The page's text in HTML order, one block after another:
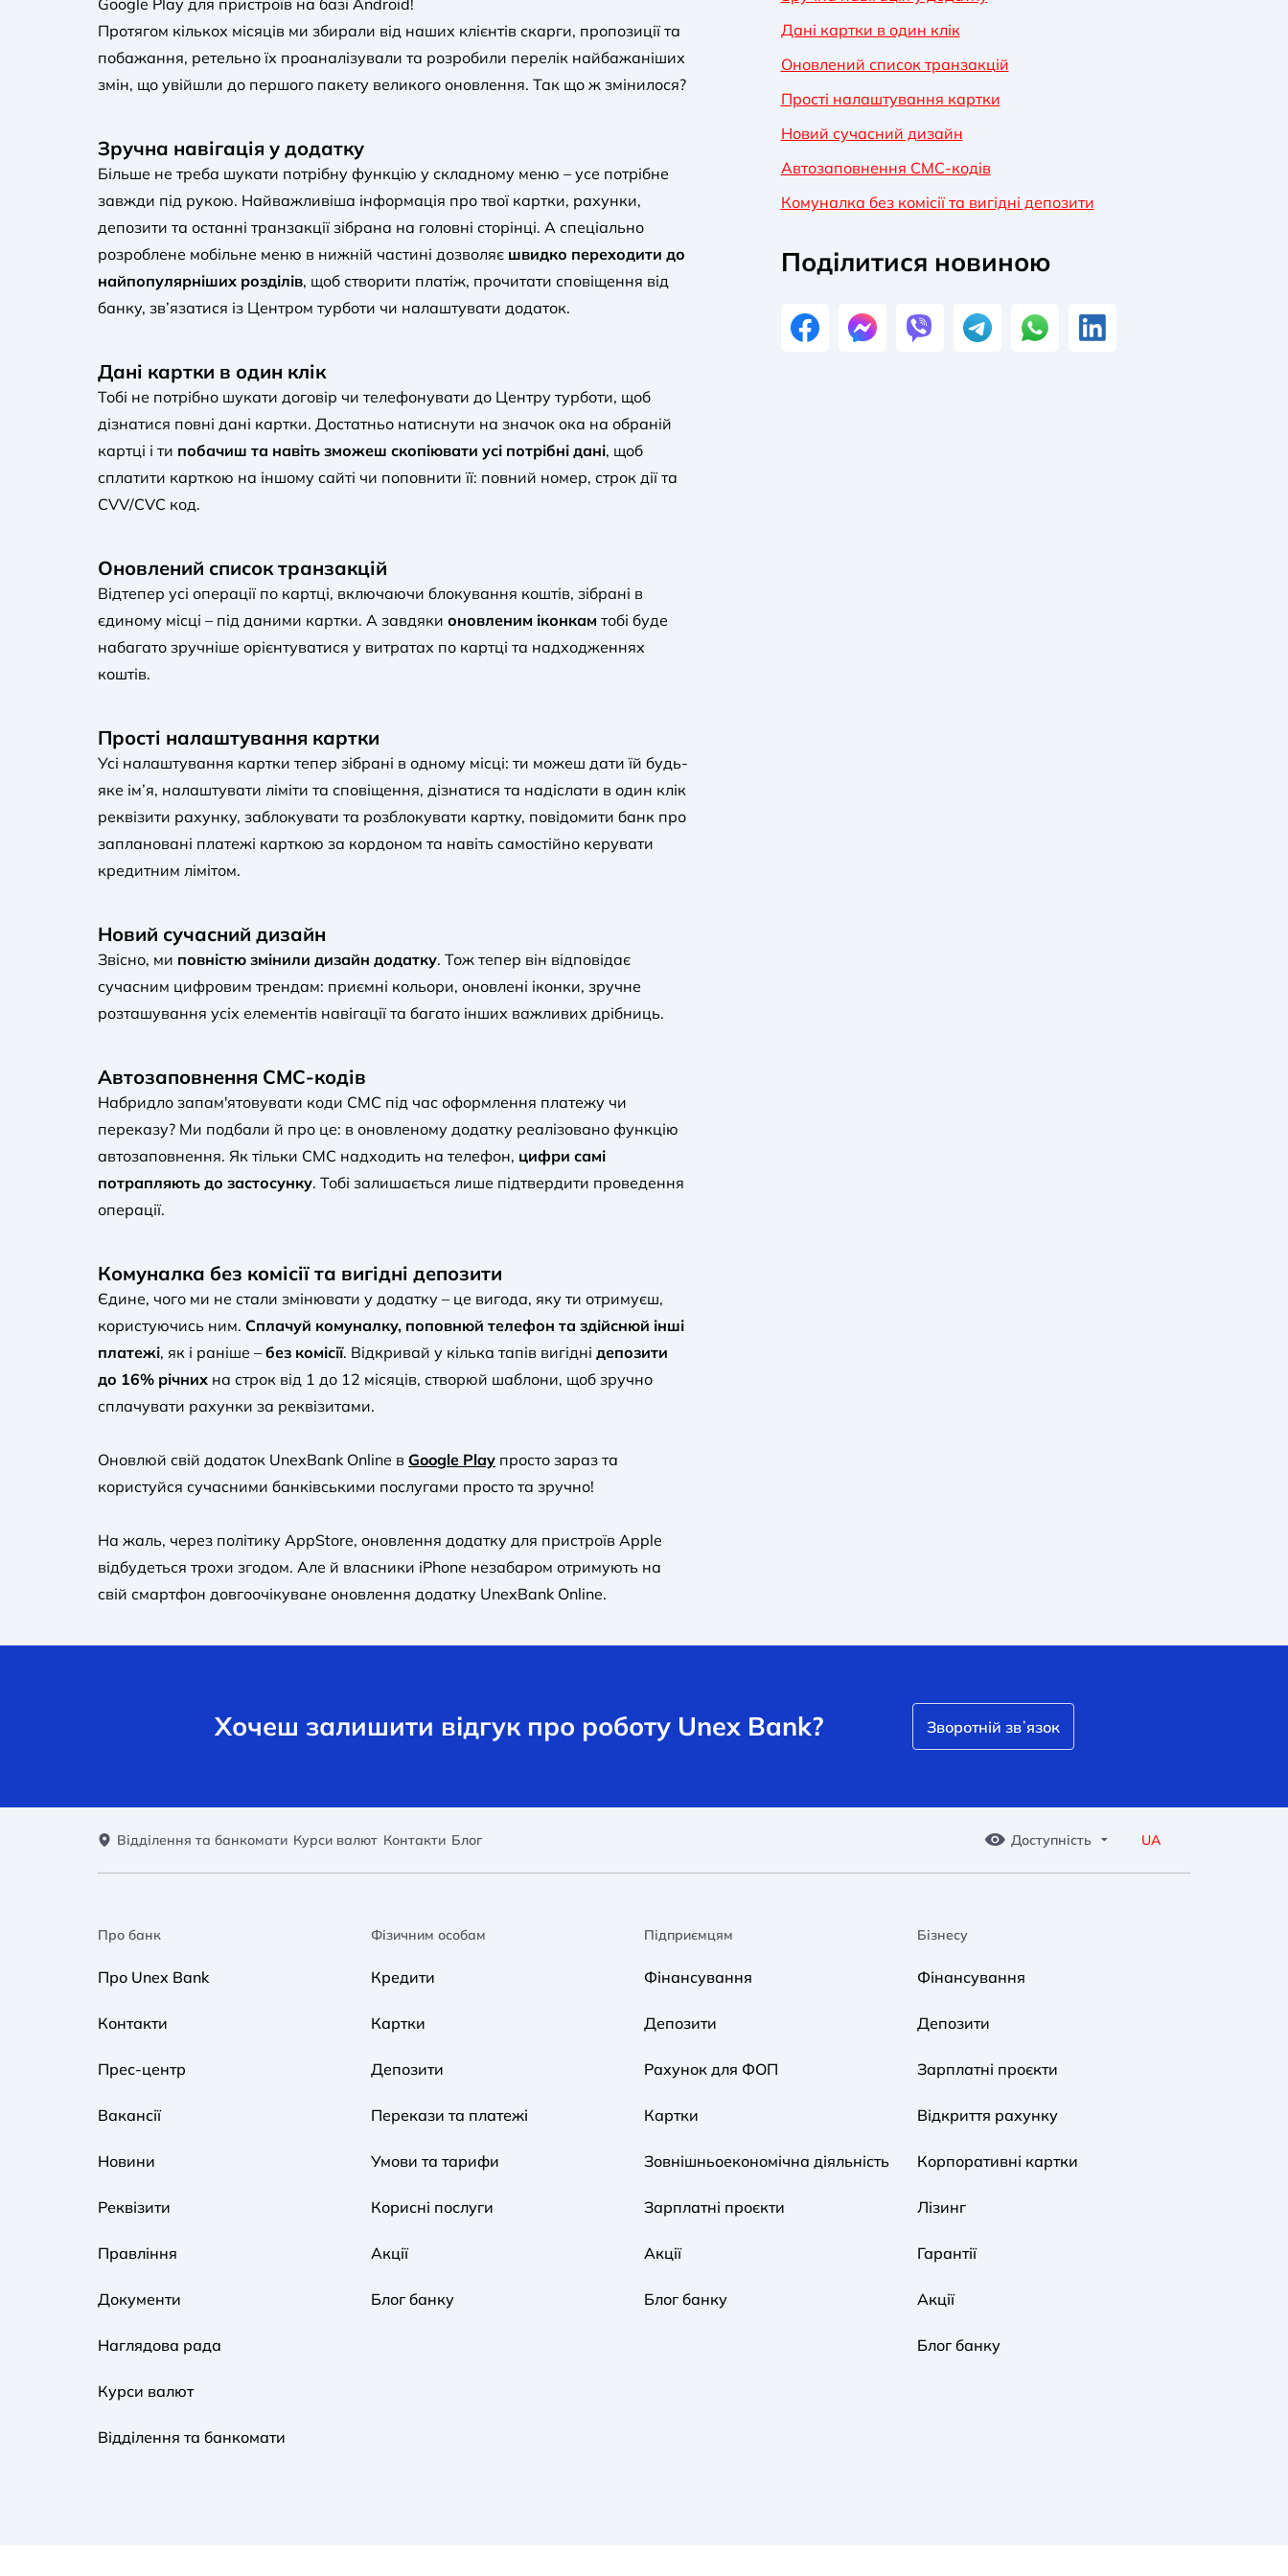
Google Play для пристроїв на базі Android!
Протягом кількох місяців ми збирали від наших клієнтів скарги, пропозиції та
побажання, ретельно їх проаналізували та розробили перелік найбажаніших
змін, що увійшли до першого пакету великого оновлення. Так що ж змінилося?
Зручна навігація у додатку
Більше не треба шукати потрібну функцію у складному меню – усе потрібне
завжди під рукою. Найважливіша інформація про твої картки, рахунки,
депозити та останні транзакції зібрана на головні сторінці. А спеціально
розроблене мобільне меню в нижній частині дозволяє швидко переходити до
найпопулярніших розділів, щоб створити платіж, прочитати сповіщення від
банку, зв’язатися із Центром турботи чи налаштувати додаток.
Дані картки в один клік
Тобі не потрібно шукати договір чи телефонувати до Центру турботи, щоб
дізнатися повні дані картки. Достатньо натиснути на значок ока на обраній
картці і ти побачиш та навіть зможеш скопіювати усі потрібні дані, щоб
сплатити карткою на іншому сайті чи поповнити її: повний номер, строк дії та
CVV/CVC код.
Оновлений список транзакцій
Відтепер усі операції по картці, включаючи блокування коштів, зібрані в
єдиному місці – під даними картки. А завдяки оновленим іконкам тобі буде
набагато зручніше орієнтуватися у витратах по картці та надходженнях
коштів.
Прості налаштування картки
Усі налаштування картки тепер зібрані в одному місці: ти можеш дати їй будь-
яке ім’я, налаштувати ліміти та сповіщення, дізнатися та надіслати в один клік
реквізити рахунку, заблокувати та розблокувати картку, повідомити банк про
заплановані платежі карткою за кордоном та навіть самостійно керувати
кредитним лімітом.
Новий сучасний дизайн
Звісно, ми повністю змінили дизайн додатку. Тож тепер він відповідає
сучасним цифровим трендам: приємні кольори, оновлені іконки, зручне
розташування усіх елементів навігації та багато інших важливих дрібниць.
Автозаповнення СМС-кодів
Набридло запам'ятовувати коди СМС під час оформлення платежу чи
переказу? Ми подбали й про це: в оновленому додатку реалізовано функцію
автозаповнення. Як тільки СМС надходить на телефон, цифри самі
потрапляють до застосунку. Тобі залишається лише підтвердити проведення
операції.
Комуналка без комісії та вигідні депозити
Єдине, чого ми не стали змінювати у додатку – це вигода, яку ти отримуєш,
користуючись ним. Сплачуй комуналку, поповнюй телефон та здійснюй інші
платежі, як і раніше – без комісії. Відкривай у кілька тапів вигідні депозити
до 16% річних на строк від 1 до 12 місяців, створюй шаблони, щоб зручно
сплачувати рахунки за реквізитами.
Оновлюй свій додаток UnexBank Online в Google Play просто зараз та
користуйся сучасними банківськими послугами просто та зручно!
На жаль, через політику AppStore, оновлення додатку для пристроїв Apple
відбудеться трохи згодом. Але й власники iPhone незабаром отримують на
свій смартфон довгоочікуване оновлення додатку UnexBank Online.
Дані картки в один клік
Оновлений список транзакцій
Прості налаштування картки
Новий сучасний дизайн
Автозаповнення СМС-кодів
Комуналка без комісії та вигідні депозити
Поділитися новиною
Хочеш залишити відгук про роботу Unex Bank? Зворотній звʼязок
Відділення та банкомати Курси валют Контакти Блог Доступність
Звичайний Середній
A A A A
UA
Про банк
Про Unex Bank
Контакти
Прес-центр
Вакансії
Новини
Реквізити
Правління
Документи
Наглядова рада
Курси валют
Відділення та банкомати
Фізичним особам
Кредити
Картки
Депозити
Перекази та платежі
Умови та тарифи
Корисні послуги
Акції
Блог банку
Підприємцям
Фінансування
Депозити
Рахунок для ФОП
Картки
Зовнішньоекономічна діяльність
Зарплатні проєкти
Акції
Блог банку
Бізнесу
Фінансування
Депозити
Зарплатні проєкти
Відкриття рахунку
Корпоративні картки
Лізинг
Гарантії
Акції
Блог банку